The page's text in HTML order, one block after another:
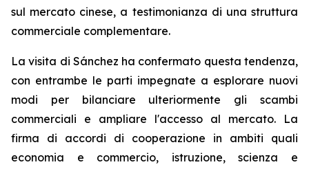
sul mercato cinese, a testimonianza di una struttura
commerciale complementare.
La visita di Sánchez ha confermato questa tendenza,
con entrambe le parti impegnate a esplorare nuovi
modi per bilanciare ulteriormente gli scambi
commerciali e ampliare l'accesso al mercato. La
firma di accordi di cooperazione in ambiti quali
economia e commercio, istruzione, scienza e